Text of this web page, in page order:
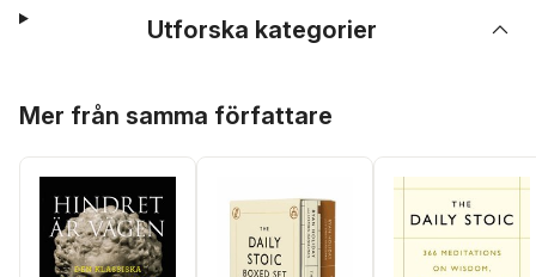
Utforska kategorier
Mer från samma författare